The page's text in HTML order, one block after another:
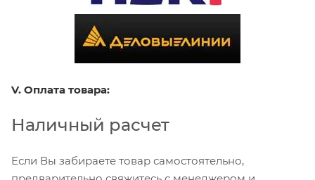
V. Оплата товара:
Наличный расчет
Если Вы забираете товар самостоятельно,